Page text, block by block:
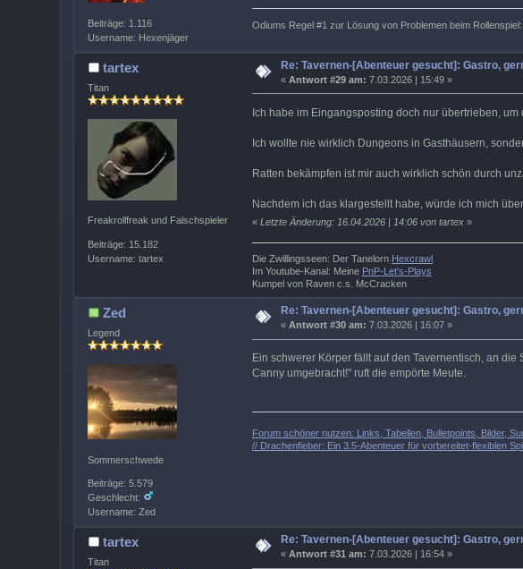
Beiträge: 1.116
Username: Hexenjäger
Odiums Regel #1 zur Lösung von Problemen beim
tartex
Titan
Freakrollfreak und Falschspieler
Beiträge: 15.182
Username: tartex
Re: Tavernen-[Abenteuer gesucht]: Gastro,
«Antwort #29 am: 7.03.2026 | 15:49 »
Ich habe im Eingangsposting doch nur übertrieben,
Ich wollte nie wirklich Dungeons in Gasthäusern,
Ratten bekämpfen ist mir auch wirklich schön durch
Nachdem ich das klargestellt habe, würde ich mich
« Letzte Änderung: 16.04.2026 | 14:06 von tartex»
Die Zwillingsseen: Der Tanelorn Hexcrawl
Im Youtube-Kanal: Meine PnP-Let's-Plays
Kumpel von Raven c.s. McCracken
Zed
Legend
Sommerschwede
Beiträge: 5.579
Geschlecht:
Username: Zed
Re: Tavernen-[Abenteuer gesucht]: Gastro,
«Antwort #30 am: 7.03.2026 | 16:07 »
Ein schwerer Körper fällt auf den Tavernentisch, an
Canny umgebracht!" ruft die empörte Meute.
Forum schöner nutzen: Links, Tabellen, Bulletpoints, Bilder,
// Drachenfieber: Ein 3.5-Abenteuer für vorbereitet-flexiblen
tartex
Titan
Re: Tavernen-[Abenteuer gesucht]: Gastro,
«Antwort #31 am: 7.03.2026 | 16:54 »